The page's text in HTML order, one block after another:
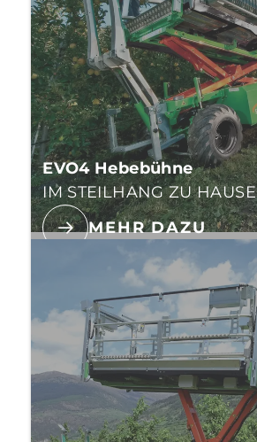
EVO4 Hebebühne
IM STEILHANG ZU HAUSE
MEHR DAZU